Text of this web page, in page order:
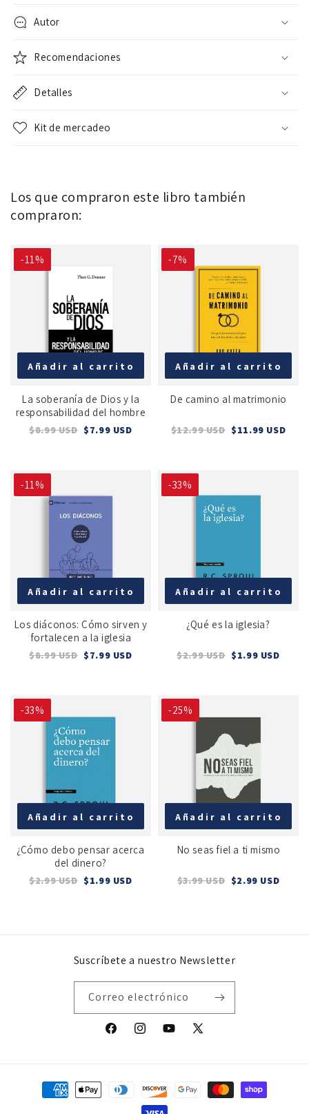
Autor
Recomendaciones
Detalles
Kit de mercadeo
Los que compraron este libro también
compraron:
-11%
Añadir al carrito
La soberanía de Dios y la
responsabilidad del hombre
$8.99 USD $7.99 USD
-7%
Añadir al carrito
De camino al matrimonio
$12.99 USD $11.99 USD
-11%
Añadir al carrito
Los diáconos: Cómo sirven y
fortalecen a la iglesia
$8.99 USD $7.99 USD
-33%
Añadir al carrito
¿Qué es la iglesia?
$2.99 USD $1.99 USD
-33%
Añadir al carrito
¿Cómo debo pensar acerca
del dinero?
$2.99 USD $1.99 USD
-25%
Añadir al carrito
No seas fiel a ti mismo
$3.99 USD $2.99 USD
Suscríbete a nuestro Newsletter
Correo electrónico
FacebookInstagramYouTube
X
Formas